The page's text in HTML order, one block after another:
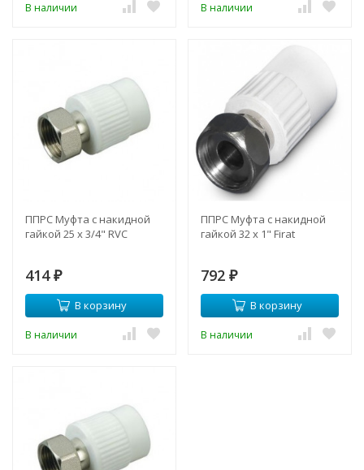
В наличии В наличии
ППРС Муфта с накидной
гайкой 25 х 3/4" RVC
414 ₽
В корзину
В наличии
ППРС Муфта с накидной
гайкой 32 х 1" Firat
792 ₽
В корзину
В наличии